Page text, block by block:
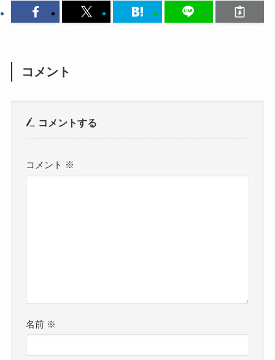
コメント
コメントする
コメント ※
名前 ※